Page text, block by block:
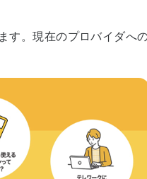
。現在のプロバイダへ